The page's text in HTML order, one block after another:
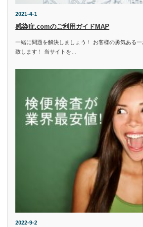
2021-4-1
感染症.comのご利用ガイドMAP
一緒に問題を解決しましょう！ お客様の勇気ある
致します！ 当サイトを…
2022-9-2